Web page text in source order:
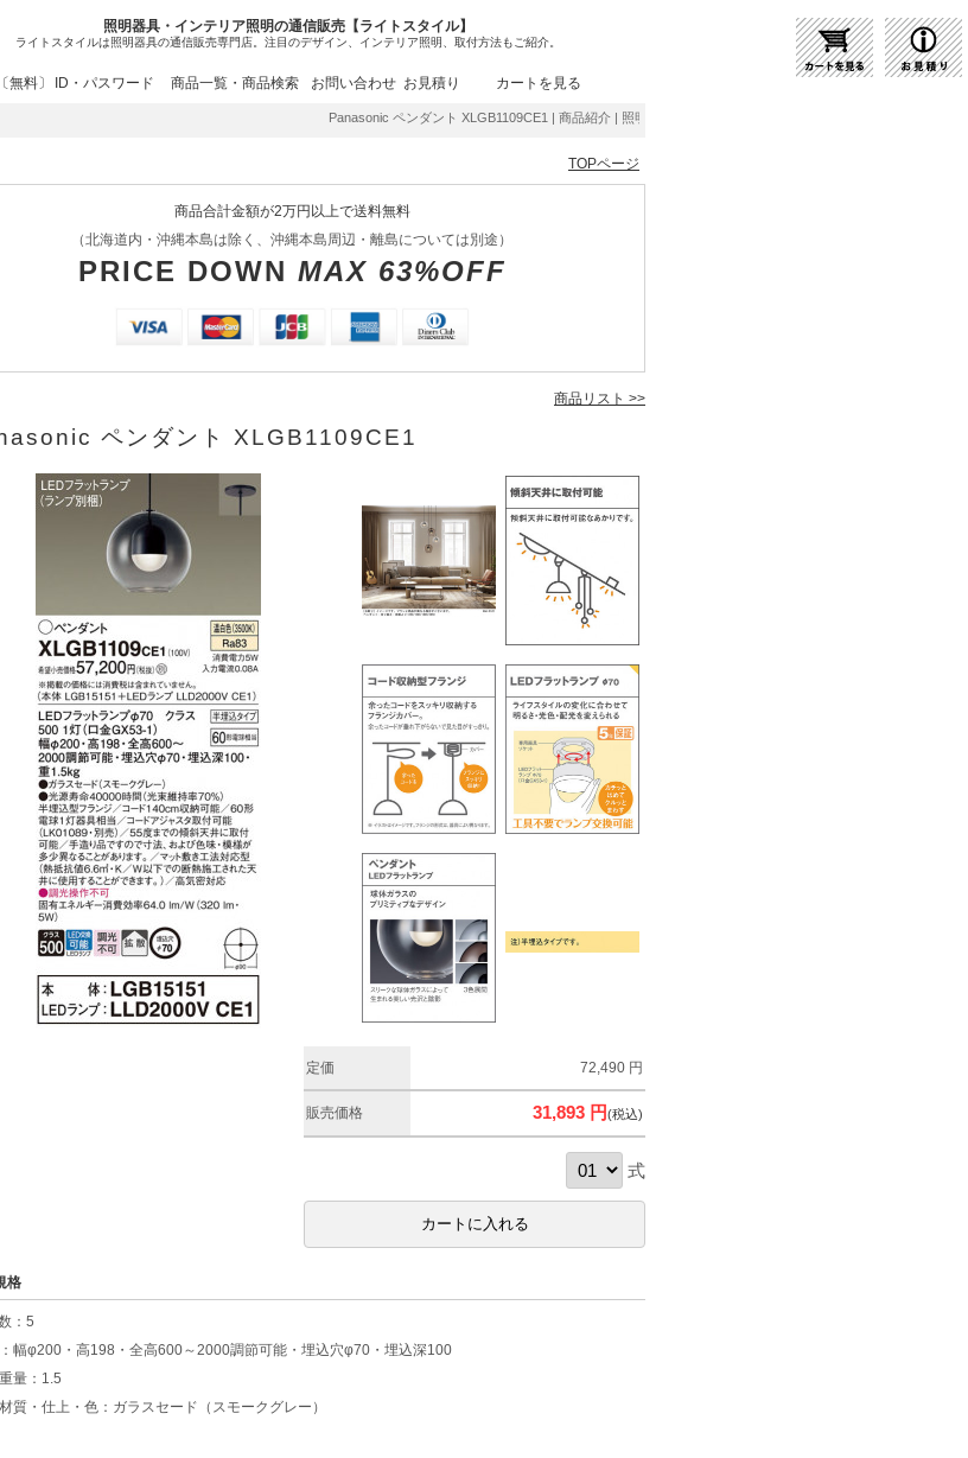
照明器具・インテリア照明の通信販売【ライトスタイル】
ライトスタイルは照明器具の通信販売専門店。注目のデザイン、インテリア照明、取付方法もご紹介。
無料〕 ID・パスワード 商品一覧・商品検索 お問い合わせ お見積り カートを見る
Panasonic ペンダント XLGB1109CE1 | 商品紹介 | 照明器具の通販・インテリア照明の通信販売【ライトスタイ
TOPページ
商品合計金額が2万円以上で送料無料
（北海道内・沖縄本島は除く、沖縄本島周辺・離島については別途）
PRICE DOWN MAX 63%OFF
商品リスト >>
ペンダント XLGB1109CE1
定価 72,490 円
販売価格 31,893 円(税込)
式
格
：5
幅φ200・高198・全高600～2000調節可能・埋込穴φ70・埋込深100
量：1.5
質・仕上・色：ガラスセード（スモークグレー）